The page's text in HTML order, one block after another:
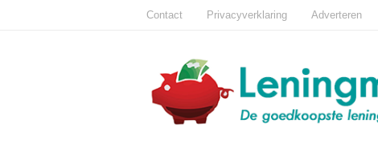
Contact Privacyverklaring Adverteren